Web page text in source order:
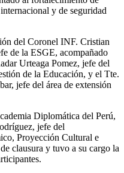
y de seguridad
del Coronel INF. Cristian
de la ESGE, acompañado
Urteaga Pomez, jefe del
de la Educación, y el Tte.
jefe del área de extensión
Diplomática del Perú,
jefe del
Proyección Cultural e
clausura y tuvo a su cargo la